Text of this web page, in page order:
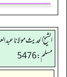
الشيخ الحديث مولانا
مسلم: 5476